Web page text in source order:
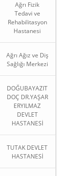
Ağrı Fizik
Tedavi ve
Rehabilitasyon
Hastanesi
Ağrı Ağız ve Diş
Sağlığı Merkezi
DOĞUBAYAZIT
DOÇ DR.YAŞAR
ERYILMAZ
DEVLET
HASTANESİ
TUTAK DEVLET
HASTANESİ